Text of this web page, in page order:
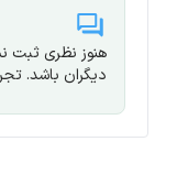
هنوز نظری ثبت
دیگران باشد.